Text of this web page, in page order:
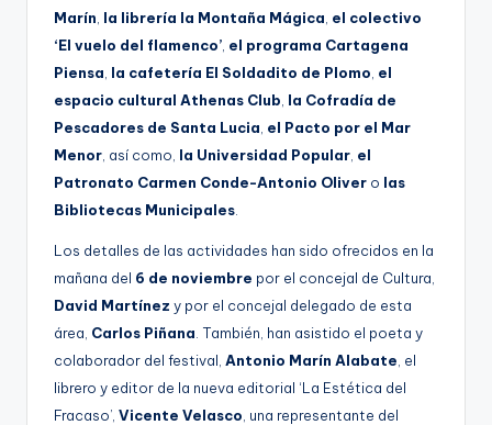
Marín la librería la Montaña Mágica el colectivo
‘El vuelo del flamenco’ el programa Cartagena
Piensa la cafetería El Soldadito de Plomo el
espacio cultural Athenas Club la Cofradía de
Pescadores de Santa Lucia el Pacto por el Mar
Menor , así como, la Universidad Popular el
Patronato Carmen Conde-Antonio Oliver o las
Bibliotecas Municipales
Los detalles de las actividades han sido ofrecidos en la
mañana del 6 de noviembre por el concejal de Cultura,
David Martínez y por el concejal delegado de esta
área, Carlos Piñana . También, han asistido el poeta y
colaborador del festival, Antonio Marín Alabate , el
librero y editor de la nueva editorial ‘La Estética del
Fracaso’, Vicente Velasco , una representante del